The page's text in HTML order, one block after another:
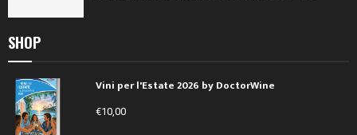
SHOP
Vini per l'Estate 2026 by DoctorWine
€10,00